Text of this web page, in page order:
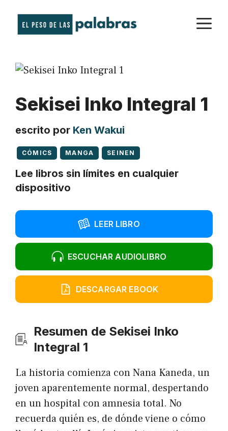
contenido
Sekisei Inko Integral 1
escrito por Ken Wakui
CÓMICS MANGA SEINEN
Lee libros sin límites en cualquier
dispositivo
LEER LIBRO
ESCUCHAR AUDIOLIBRO
DESCARGAR EBOOK
Resumen de Sekisei Inko
Integral 1
La historia comienza con Nana Kaneda, un
joven aparentemente normal, despertando
en un hospital con amnesia total. No
recuerda quién es, de dónde viene o cómo